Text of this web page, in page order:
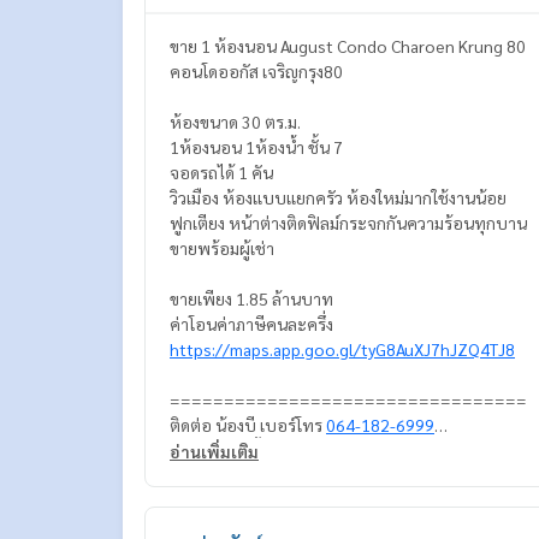
ขาย 1 ห้องนอน August Condo Charoen Krung 80
คอนโดออกัส เจริญกรุง80
ห้องขนาด 30 ตร.ม.
1ห้องนอน 1ห้องน้ำ ชั้น 7
จอดรถได้ 1 คัน
วิวเมือง ห้องเเบบเเยกครัว ห้องใหม่มากใช้งานน้อย
ฟูกเตียง หน้าต่างติดฟิลม์กระจกกันความร้อนทุกบาน
ขายพร้อมผู้เช่า
ขายเพียง 1.85 ล้านบาท
ค่าโอนค่าภาษีคนละครึ่ง
https://maps.app.goo.gl/tyG8AuXJ7hJZQ4TJ8
=================================
ติดต่อ น้องบี เบอร์โทร064-182-6999
สนใจ เช่า – ซื้อ ติดต่อ Line ID: @superb-estate
อ่านเพิ่มเติม